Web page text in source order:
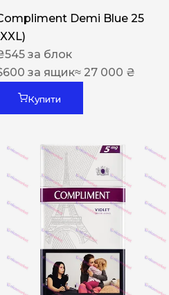
Demi Blue 25
545 за блок
600 за ящик≈ 27 000 ₴
Купити